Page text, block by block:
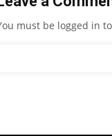
must be logged in